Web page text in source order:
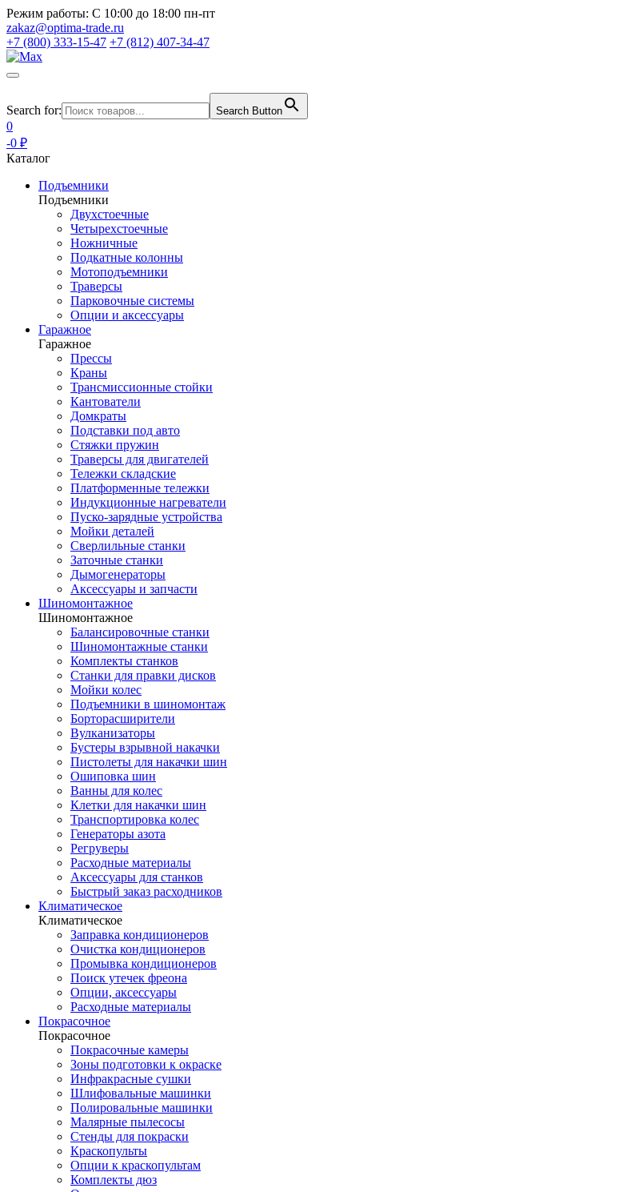
Режим работы: С 10:00 до 18:00 пн-пт
zakaz@optima-trade.ru
+7 (800) 333-15-47 +7 (812) 407-34-47
Search for: Search Button
0
-0 ₽
Каталог
Подъемники
Подъемники
Двухстоечные
Четырехстоечные
Ножничные
Подкатные колонны
Мотоподъемники
Траверсы
Парковочные системы
Опции и аксессуары
Гаражное
Гаражное
Прессы
Краны
Трансмиссионные стойки
Кантователи
Домкраты
Подставки под авто
Стяжки пружин
Траверсы для двигателей
Тележки складские
Платформенные тележки
Индукционные нагреватели
Пуско-зарядные устройства
Мойки деталей
Сверлильные станки
Заточные станки
Дымогенераторы
Аксессуары и запчасти
Шиномонтажное
Шиномонтажное
Балансировочные станки
Шиномонтажные станки
Комплекты станков
Станки для правки дисков
Мойки колес
Подъемники в шиномонтаж
Борторасширители
Вулканизаторы
Бустеры взрывной накачки
Пистолеты для накачки шин
Ошиповка шин
Ванны для колес
Клетки для накачки шин
Транспортировка колес
Генераторы азота
Регруверы
Расходные материалы
Аксессуары для станков
Быстрый заказ расходников
Климатическое
Климатическое
Заправка кондиционеров
Очистка кондиционеров
Промывка кондиционеров
Поиск утечек фреона
Опции, аксессуары
Расходные материалы
Покрасочное
Покрасочное
Покрасочные камеры
Зоны подготовки к окраске
Инфракрасные сушки
Шлифовальные машинки
Полировальные машинки
Малярные пылесосы
Стенды для покраски
Краскопульты
Опции к краскопультам
Комплекты дюз